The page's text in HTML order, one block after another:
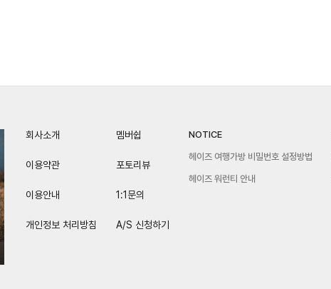
회사소개
이용약관
이용안내
개인정보 처리방침
멤버쉽
포토리뷰
1:1문의
A/S 신청하기
NOTICE
헤이즈 여행가방 비밀번호 설정방법
헤이즈 워런티 안내